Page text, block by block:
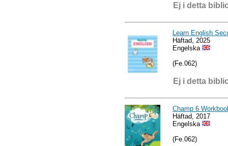
Ej i detta
Learn English
Häftad, 2025
Engelska
(Fe.062)
Ej i detta
Champ 6
Häftad, 2017
Engelska
(Fe.062)